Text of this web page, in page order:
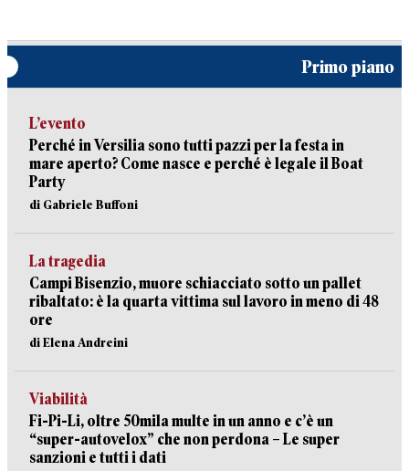
Primo piano
L’evento
Perché in Versilia sono tutti pazzi per la festa in
mare aperto? Come nasce e perché è legale il Boat
Party
di Gabriele Buffoni
La tragedia
Campi Bisenzio, muore schiacciato sotto un pallet
ribaltato: è la quarta vittima sul lavoro in meno di 48
ore
di Elena Andreini
Viabilità
Fi-Pi-Li, oltre 50mila multe in un anno e c’è un
“super-autovelox” che non perdona – Le super
sanzioni e tutti i dati